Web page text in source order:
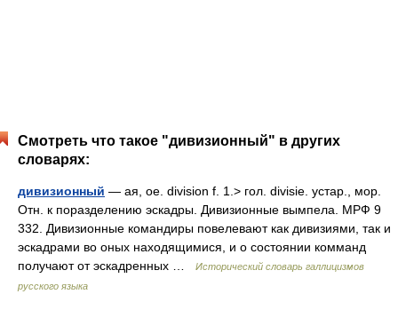
Смотреть что такое "дивизионный" в других
словарях:
дивизионный — ая, ое. division f. 1.> гол. divisie. устар., мор.
Отн. к поразделению эскадры. Дивизионные вымпела. МРФ 9
332. Дивизионные командиры повелевают как дивизиями, так и
эскадрами во оных находящимися, и о состоянии комманд
получают от эскадренных …
Исторический словарь галлицизмов
русского языка